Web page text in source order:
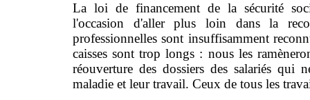
La loi de financement de la sécurité
l'occasion d'aller plus loin dans la
professionnelles sont insuffisamment
caisses sont trop longs : nous les
réouverture des dossiers des salariés qui
maladie et leur travail. Ceux de tous les